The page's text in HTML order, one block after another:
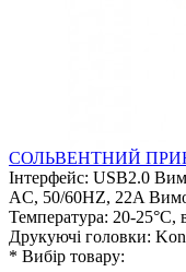
СОЛЬВЕНТНИЙ
Інтерфейс: USB2.0
AC, 50/60HZ, 22A
Температура: 20-25°C,
Друкуючі головки:
* Вибір товару: